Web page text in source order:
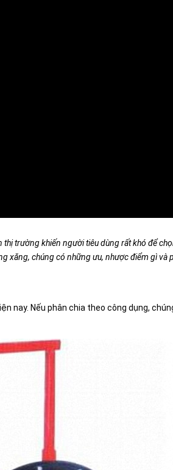
thị trường khiến người tiêu dùng rất khó để
xăng, chúng có những ưu, nhược điểm gì
nay. Nếu phân chia theo công dụng,